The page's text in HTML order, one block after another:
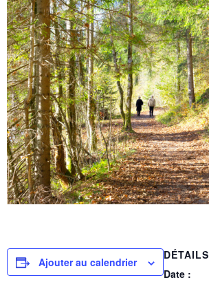
Ajouter au calendrier
DÉTAILS
Date :